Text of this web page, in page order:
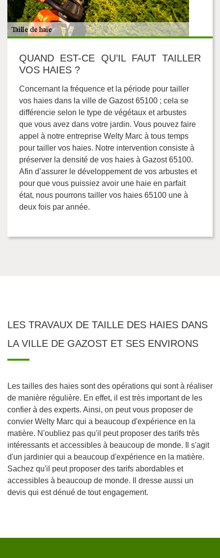
QUAND EST-CE QU’IL FAUT TAILLER
VOS HAIES ?
Concernant la fréquence et la période pour tailler
vos haies dans la ville de Gazost 65100 ; cela se
différencie selon le type de végétaux et arbustes
que vous avez dans votre jardin. Vous pouvez faire
appel à notre entreprise Welty Marc à tous temps
pour tailler vos haies. Notre intervention consiste à
préserver la densité de vos haies à Gazost 65100.
Afin d’assurer le développement de vos arbustes et
pour que vous puissiez avoir une haie en parfait
état, nous pourrons tailler vos haies 65100 une à
deux fois par année.
LES TRAVAUX DE TAILLE DES HAIES DANS
LA VILLE DE GAZOST ET SES ENVIRONS
Les tailles des haies sont des opérations qui sont à réaliser
de manière régulière. En effet, il est très important de les
confier à des experts. Ainsi, on peut vous proposer de
convier Welty Marc qui a beaucoup d'expérience en la
matière. N'oubliez pas qu'il peut proposer des tarifs très
intéressants et accessibles à beaucoup de monde. Il s'agit
d'un jardinier qui a beaucoup d'expérience en la matière.
Sachez qu'il peut proposer des tarifs abordables et
accessibles à beaucoup de monde. Il dresse aussi un
devis qui est dénué de tout engagement.